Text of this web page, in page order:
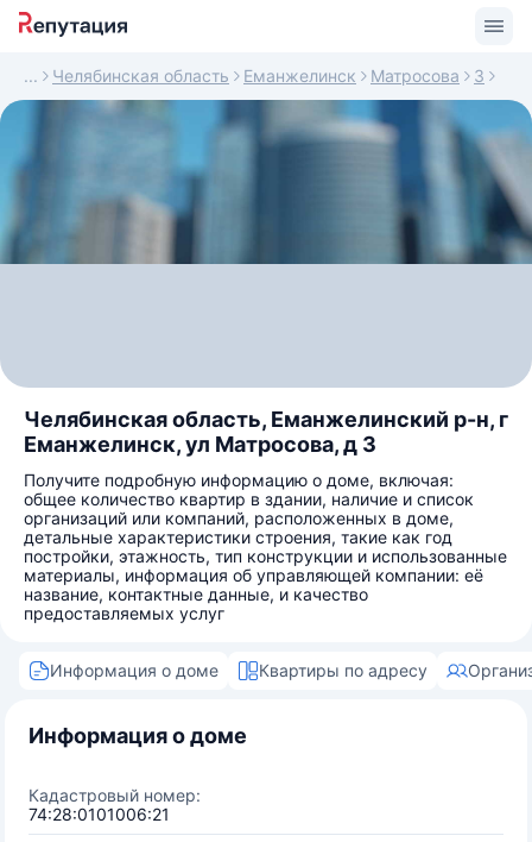
Челябинская область Еманжелинск Матросова 3
Челябинская область, Еманжелинский р-н, г
Еманжелинск, ул Матросова, д 3
Получите подробную информацию о доме, включая:
общее количество квартир в здании, наличие и список
организаций или компаний, расположенных в доме,
детальные характеристики строения, такие как год
постройки, этажность, тип конструкции и использованные
материалы, информация об управляющей компании: её
название, контактные данные, и качество
предоставляемых услуг
Информация о доме Квартиры по адресу
Информация о доме
Кадастровый номер:
74:28:0101006:21